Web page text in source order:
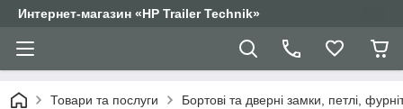
Интернет-магазин «HP Trailer Technik»
Товари та послуги Бортові та дверні замки, петлі,